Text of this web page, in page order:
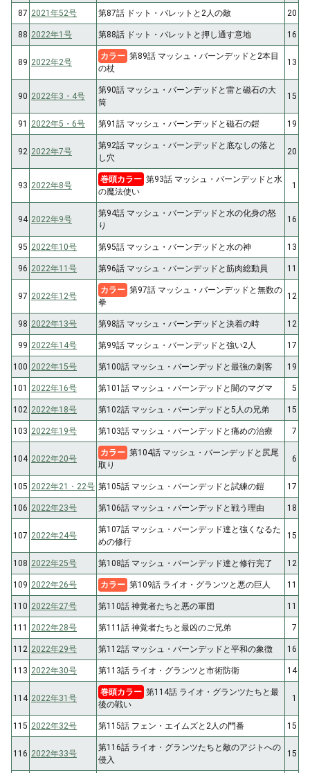
87 2021年52号 第87話 ドット・バレットと2人の敵 20
88 2022年1号 第88話 ドット・バレットと押し通す意地 16
89 2022年2号
カラー 第89話 マッシュ・バーンデッドと2本目
の杖
13
90 2022年3・4号
第90話 マッシュ・バーンデッドと雷と磁石の大
筒
15
91 2022年5・6号 第91話 マッシュ・バーンデッドと磁石の鎧 19
92 2022年7号
第92話 マッシュ・バーンデッドと底なしの落と
し穴
20
93 2022年8号
巻頭カラー 第93話 マッシュ・バーンデッドと水
の魔法使い
1
94 2022年9号
第94話 マッシュ・バーンデッドと水の化身の怒
り
16
95 2022年10号 第95話 マッシュ・バーンデッドと水の神 13
96 2022年11号 第96話 マッシュ・バーンデッドと筋肉総動員 11
97 2022年12号
カラー 第97話 マッシュ・バーンデッドと無数の
拳
12
98 2022年13号 第98話 マッシュ・バーンデッドと決着の時 12
99 2022年14号 第99話 マッシュ・バーンデッドと強い2人 17
100 2022年15号 第100話 マッシュ・バーンデッドと最強の刺客 19
101 2022年16号 第101話 マッシュ・バーンデッドと闇のマグマ 5
102 2022年18号 第102話 マッシュ・バーンデッドと5人の兄弟 15
103 2022年19号 第103話 マッシュ・バーンデッドと痛めの治療 7
104 2022年20号
カラー 第104話 マッシュ・バーンデッドと尻尾
取り
6
105 2022年21・22号 第105話 マッシュ・バーンデッドと試練の鎧 17
106 2022年23号 第106話 マッシュ・バーンデッドと戦う理由 18
107 2022年24号
第107話 マッシュ・バーンデッド達と強くなるた
めの修行
15
108 2022年25号 第108話 マッシュ・バーンデッド達と修行完了 12
109 2022年26号 カラー 第109話 ライオ・グランツと悪の巨人 11
110 2022年27号 第110話 神覚者たちと悪の軍団 11
111 2022年28号 第111話 神覚者たちと最凶のご兄弟 7
112 2022年29号 第112話 マッシュ・バーンデッドと平和の象徴 16
113 2022年30号 第113話 ライオ・グランツと市術防衛 14
114 2022年31号
巻頭カラー 第114話 ライオ・グランツたちと最
後の戦い
1
115 2022年32号 第115話 フェン・エイムズと2人の門番 15
116 2022年33号
第116話 ライオ・グランツたちと敵のアジトへの
侵入
15